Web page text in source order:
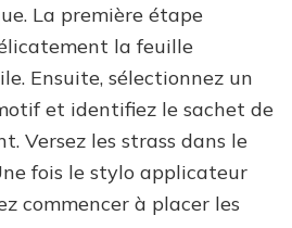
La première étape
la feuille
Ensuite, sélectionnez un
et identifiez le sachet de
Versez les strass dans le
fois le stylo applicateur
commencer à placer les